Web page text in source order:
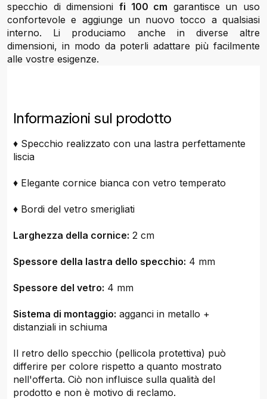
specchio di dimensioni fi 100 cm garantisce un uso
confortevole e aggiunge un nuovo tocco a qualsiasi
interno. Li produciamo anche in diverse altre
dimensioni, in modo da poterli adattare più facilmente
alle vostre esigenze.
Informazioni sul prodotto
♦ Specchio realizzato con una lastra perfettamente
liscia
♦ Elegante cornice bianca con vetro temperato
♦ Bordi del vetro smerigliati
Larghezza della cornice: 2 cm
Spessore della lastra dello specchio: 4 mm
Spessore del vetro: 4 mm
Sistema di montaggio: agganci in metallo +
distanziali in schiuma
Il retro dello specchio (pellicola protettiva) può
differire per colore rispetto a quanto mostrato
nell'offerta. Ciò non influisce sulla qualità del
prodotto e non è motivo di reclamo.